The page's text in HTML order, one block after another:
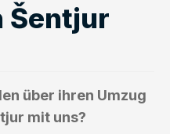
Šentjur
über ihren Umzug
mit uns?